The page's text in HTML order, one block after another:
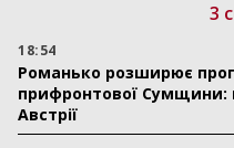
3
18:54
Романько розширює
прифронтової Сумщини:
Австрії